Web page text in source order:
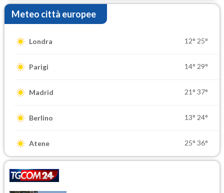
Meteo città europee
Londra 12° 25°
Parigi 14° 29°
Madrid 21° 37°
Berlino 13° 24°
Atene 25° 36°